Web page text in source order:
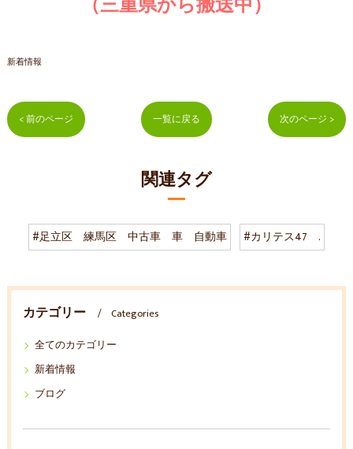
新着情報
< 前のページ 一覧に戻る 次のページ >
関連タグ
#足立区 練馬区 中古車 車 自動車 #カリテス47 .
カテゴリー
Categories
全てのカテゴリー
新着情報
ブログ